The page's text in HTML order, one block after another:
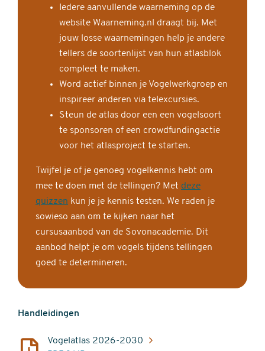
Iedere aanvullende waarneming op de
website Waarneming.nl draagt bij. Met
jouw losse waarnemingen help je andere
tellers de soortenlijst van hun atlasblok
compleet te maken.
Word actief binnen je Vogelwerkgroep en
inspireer anderen via telexcursies.
Steun de atlas door een een vogelsoort
te sponsoren of een crowdfundingactie
voor het atlasproject te starten.
Twijfel je of je genoeg vogelkennis hebt om
mee te doen met de tellingen? Met deze
quizzen kun je je kennis testen. We raden je
sowieso aan om te kijken naar het
cursusaanbod van de Sovonacademie. Dit
aanbod helpt je om vogels tijdens tellingen
goed te determineren.
Handleidingen
Vogelatlas 2026-2030